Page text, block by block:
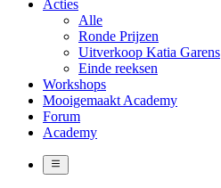
Acties
Alle
Ronde Prijzen
Uitverkoop Katia Garens
Einde reeksen
Workshops
Mooigemaakt Academy
Forum
Academy